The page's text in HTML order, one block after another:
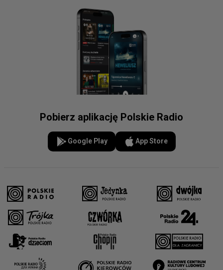
Pobierz aplikację Polskie Radio
Google Play App Store